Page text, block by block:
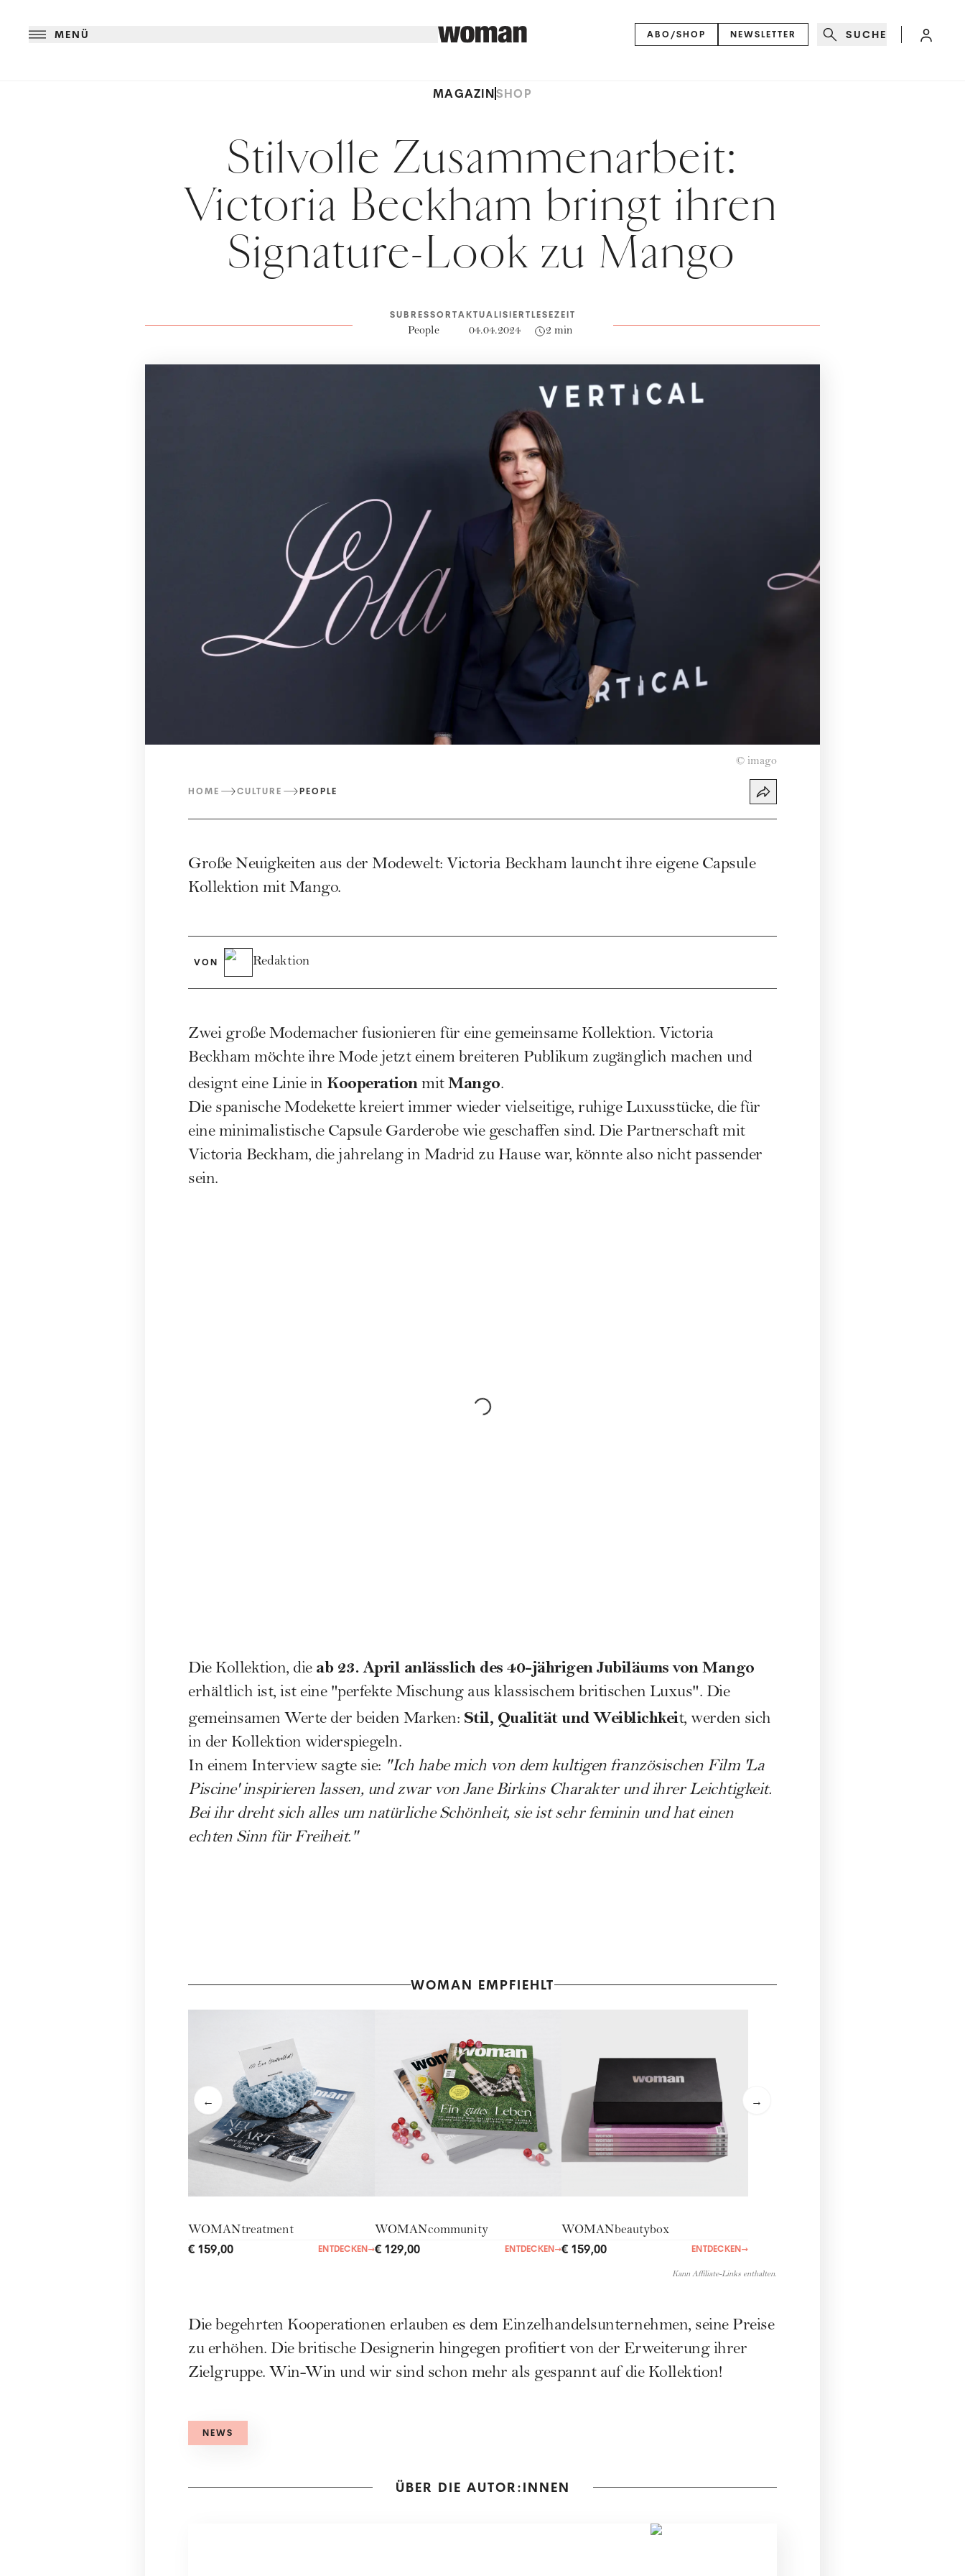
MENÜ ABO/SHOP NEWSLETTER SUCHE
MAGAZINSHOP
Stilvolle Zusammenarbeit:
Victoria Beckham bringt ihren
Signature-Look zu Mango
SUBRESSORT
People
AKTUALISIERT
04.04.2024
LESEZEIT
2 min
© imago
HOME CULTURE PEOPLE
Große Neuigkeiten aus der Modewelt: Victoria Beckham launcht ihre eigene Capsule
Kollektion mit Mango.
VON Redaktion
Zwei große Modemacher fusionieren für eine gemeinsame Kollektion. Victoria
Beckham möchte ihre Mode jetzt einem breiteren Publikum zugänglich machen und
designt eine Linie in Kooperation mit Mango.
Die spanische Modekette kreiert immer wieder vielseitige, ruhige Luxusstücke, die für
eine minimalistische Capsule Garderobewie geschaffen sind. Die Partnerschaft mit
Victoria Beckham, die jahrelang in Madrid zu Hause war, könnte also nicht passender
sein.
Die Kollektion, die ab 23. April anlässlich des 40-jährigen Jubiläums von Mango
erhältlich ist, ist eine "perfekte Mischung aus klassischem britischen Luxus". Die
gemeinsamen Werte der beiden Marken: Stil, Qualität und Weiblichkeit, werden sich
in der Kollektion widerspiegeln.
In einem Interview sagte sie: "Ich habe mich von dem kultigen französischen Film 'La
Piscine' inspirieren lassen, und zwar von Jane Birkins Charakter und ihrer Leichtigkeit.
Bei ihr dreht sich alles um natürliche Schönheit, sie ist sehr feminin und hat einen
echten Sinn für Freiheit."
WOMAN EMPFIEHLT
← →
WOMANtreatment
€ 159,00 ENTDECKEN→
WOMANcommunity
€ 129,00 ENTDECKEN→
WOMANbeautybox
€ 159,00 ENTDECKEN→
Kann Affiliate-Links enthalten.
Die begehrten Kooperationen erlauben es dem Einzelhandelsunternehmen, seine Preise
zu erhöhen. Die britische Designerin hingegen profitiert von der Erweiterung ihrer
Zielgruppe. Win-Win und wir sind schon mehr als gespannt auf die Kollektion!
NEWS
ÜBER DIE AUTOR:INNEN